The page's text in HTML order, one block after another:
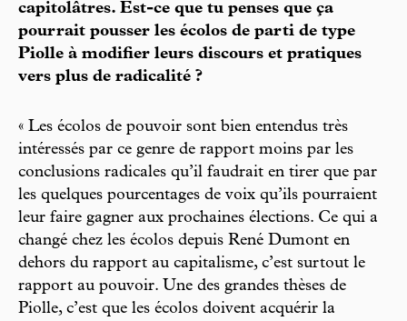
capitolâtres. Est-ce que tu penses que ça
pourrait pousser les écolos de parti de type
Piolle à modifier leurs discours et pratiques
vers plus de radicalité ?
« Les écolos de pouvoir sont bien entendus très
intéressés par ce genre de rapport moins par les
conclusions radicales qu’il faudrait en tirer que par
les quelques pourcentages de voix qu’ils pourraient
leur faire gagner aux prochaines élections. Ce qui a
changé chez les écolos depuis René Dumont en
dehors du rapport au capitalisme, c’est surtout le
rapport au pouvoir. Une des grandes thèses de
Piolle, c’est que les écolos doivent acquérir la